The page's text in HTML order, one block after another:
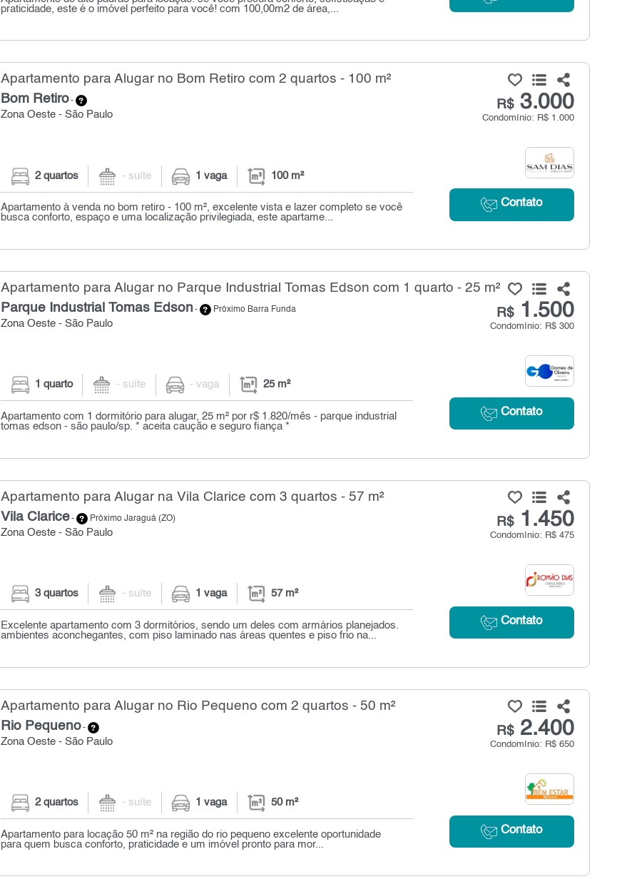
praticidade, este é o imóvel perfeito para você! com 100,00m2 de área,...
Apartamento para Alugar no Bom Retiro com 2 quartos - 100 m²
Bom Retiro-
Zona Oeste - São Paulo
R$3.000
Condomínio: R$ 1.000
Contato
2 quartos - suíte 1 vaga 100 m²
Apartamento à venda no bom retiro - 100 m², excelente vista e lazer completo se você
busca conforto, espaço e uma localização privilegiada, este apartame...
Apartamento para Alugar no Parque Industrial Tomas Edson com 1 quarto - 25 m²
Parque Industrial Tomas Edson - Próximo Barra Funda
Zona Oeste - São Paulo
R$1.500
Condomínio: R$ 300
Contato
1 quarto - suíte - vaga 25 m²
Apartamento com 1 dormitório para alugar, 25 m² por r$ 1.820/mês - parque industrial
tomas edson - são paulo/sp. * aceita caução e seguro fiança *
Apartamento para Alugar na Vila Clarice com 3 quartos - 57 m²
Vila Clarice- Próximo Jaraguá (ZO)
Zona Oeste - São Paulo
R$1.450
Condomínio: R$ 475
Contato
3 quartos - suíte 1 vaga 57 m²
Excelente apartamento com 3 dormitórios, sendo um deles com armários planejados.
ambientes aconchegantes, com piso laminado nas áreas quentes e piso frio na...
Apartamento para Alugar no Rio Pequeno com 2 quartos - 50 m²
Rio Pequeno-
Zona Oeste - São Paulo
R$2.400
Condomínio: R$ 650
Contato
2 quartos - suíte 1 vaga 50 m²
Apartamento para locação 50 m² na região do rio pequeno excelente oportunidade
para quem busca conforto, praticidade e um imóvel pronto para mor...